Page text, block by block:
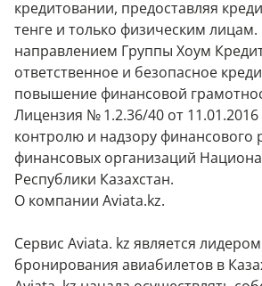
кредитовании, предоставляя
тенге и только физическим лицам.
направлением Группы Хоум
ответственное и безопасное
повышение финансовой
Лицензия № 1.2.36/40 от
контролю и надзору финансового
финансовых организаций
Республики Казахстан.
О компании Aviata.kz.
Сервис Aviata. kz является
бронирования авиабилетов в